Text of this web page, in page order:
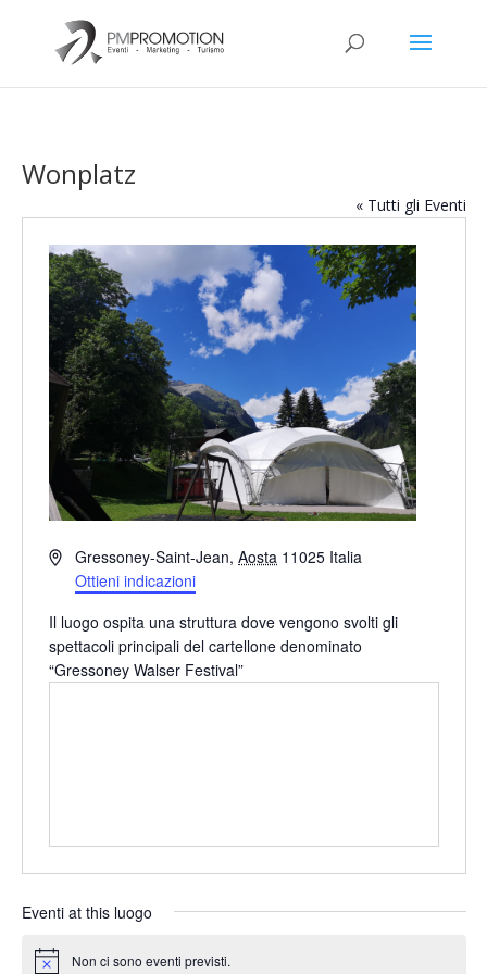
Wonplatz
« Tutti gli Eventi
IndirizzoGressoney-Saint-Jean, Aosta 11025 Italia
Ottieni indicazioni
Il luogo ospita una struttura dove vengono svolti gli
spettacoli principali del cartellone denominato
“Gressoney Walser Festival”
Eventi at this luogo
Notice Non ci sono eventi previsti.